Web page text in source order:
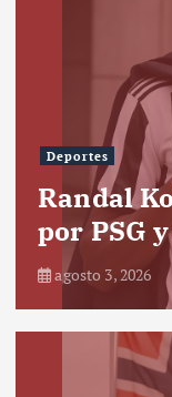
Deportes
Randal
por PSG
agosto 3, 2026